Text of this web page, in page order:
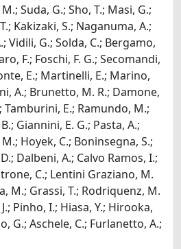
Suda, G.; Sho, T.; Masi, G.;
Kakizaki, S.; Naganuma, A.;
Vidili, G.; Solda, C.; Bergamo,
F.; Foschi, F. G.; Secomandi,
E.; Martinelli, E.; Marino,
A.; Brunetto, M. R.; Damone,
Tamburini, E.; Ramundo, M.;
Giannini, E. G.; Pasta, A.;
Hoyek, C.; Boninsegna, S.;
Dalbeni, A.; Calvo Ramos, I.;
C.; Lentini Graziano, M.
M.; Grassi, T.; Rodriquenz, M.
Pinho, I.; Hiasa, Y.; Hirooka,
G.; Aschele, C.; Furlanetto, A.;